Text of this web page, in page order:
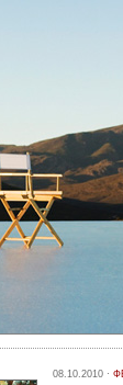
08.10.2010 ·